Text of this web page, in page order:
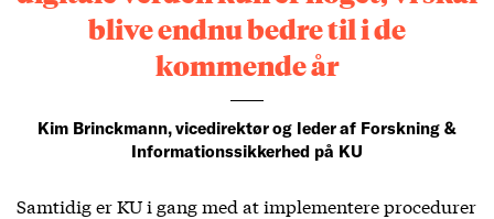
blive endnu bedre til i de
kommende år
Kim Brinckmann, vicedirektør og leder af Forskning &
Informationssikkerhed på KU
Samtidig er KU i gang med at implementere procedurer